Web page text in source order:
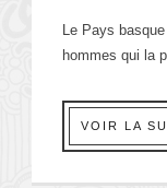
Le Pays
hommes qui la
VOIR LA